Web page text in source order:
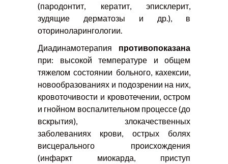
(пародонтит, кератит, эписклерит,
зудящие дерматозы и др.), в
оториноларингологии.
Диадинамотерапия противопоказана
при: высокой температуре и общем
тяжелом состоянии больного, кахексии,
новообразованиях и подозрении на них,
кровоточивости и кровотечении, остром
и гнойном воспалительном процессе (до
вскрытия), злокачественных
заболеваниях крови, острых болях
висцерального происхождения
(инфаркт миокарда, приступ